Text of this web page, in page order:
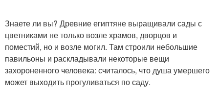
Знаете ли вы? Древние египтяне выращивали сады с
цветниками не только возле храмов, дворцов и
поместий, но и возле могил. Там строили небольшие
павильоны и раскладывали некоторые вещи
захороненного человека: считалось, что душа умершего
может выходить прогуливаться по саду.